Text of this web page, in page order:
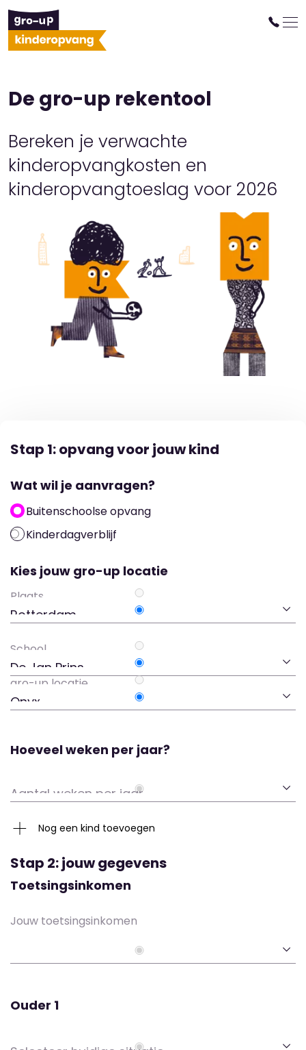
De gro-up rekentool
Bereken je verwachte
kinderopvangkosten en
kinderopvangtoeslag voor 2026
Stap 1: opvang voor jouw kind
Wat wil je aanvragen?
Buitenschoolse opvang
Kinderdagverblijf
Kies jouw gro-up locatie
Hoeveel weken per jaar?
Nog een kind toevoegen
Stap 2: jouw gegevens
Toetsingsinkomen
Jouw toetsingsinkomen
Ouder 1